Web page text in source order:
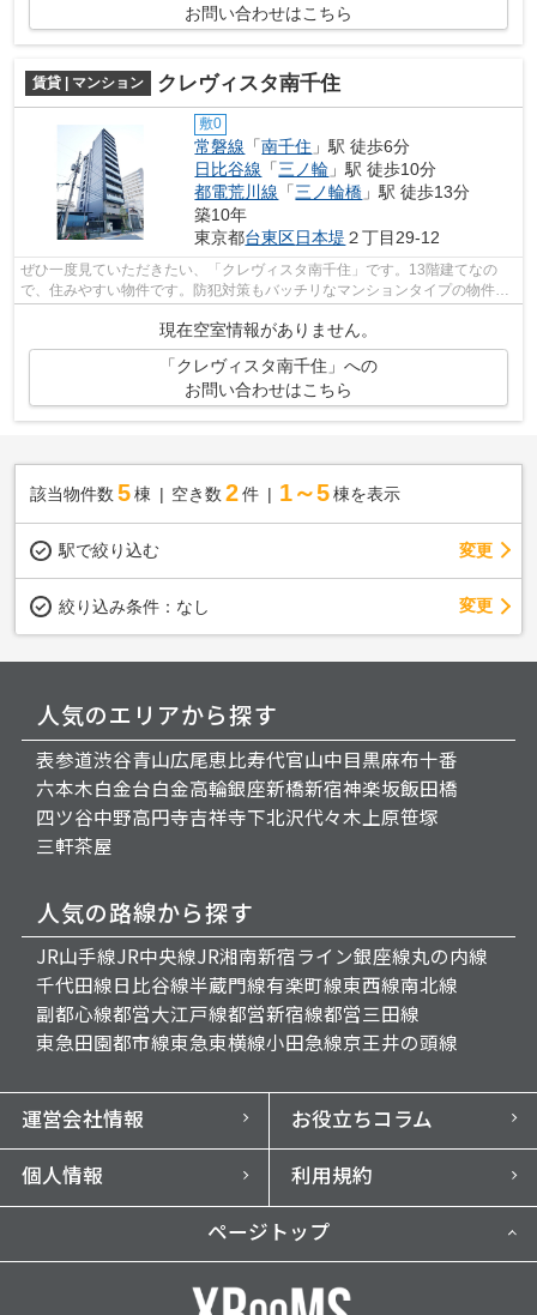
お問い合わせはこちら
賃貸 | マンション クレヴィスタ南千住
敷0
常磐線 「南千住 」駅 徒歩6分
日比谷線 「三ノ輪 」駅 徒歩10分
都電荒川線 「三ノ輪橋 」駅 徒歩13分
築10年
東京都台東区日本堤 ２丁目29-12
ぜひ一度見ていただきたい、「クレヴィスタ南千住」です。13階建てなの
で、住みやすい物件です。防犯対策もバッチリなマンションタイプの物件で
現在空室情報がありません。
「クレヴィスタ南千住」への
お問い合わせはこちら
該当物件数 5棟 空き数 2 件 1～5 棟を表示
駅で絞り込む 変更
絞り込み条件： なし 変更
人気のエリアから探す
表参道渋谷青山広尾恵比寿代官山中目黒麻布十番
六本木白金台白金高輪銀座新橋新宿神楽坂飯田橋
四ツ谷中野高円寺吉祥寺下北沢代々木上原笹塚
三軒茶屋
人気の路線から探す
JR山手線JR中央線JR湘南新宿ライン銀座線丸の内線
千代田線日比谷線半蔵門線有楽町線東西線南北線
副都心線都営大江戸線都営新宿線都営三田線
東急田園都市線東急東横線小田急線京王井の頭線
運営会社情報
お役立ちコラム
個人情報
利用規約
ページトップ